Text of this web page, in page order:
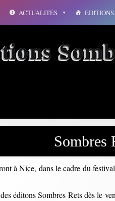
ACTUALITÉS ÉDITIONS
Sombres
à Nice, dans le cadre du
éditons Sombres Rets dès le